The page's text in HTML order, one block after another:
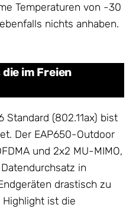
Temperaturen von -30
nichts anhaben.
im Freien
(802.11ax) bist
Der EAP650-Outdoor
und 2x2 MU-MIMO,
in
drastisch zu
Highlight ist die